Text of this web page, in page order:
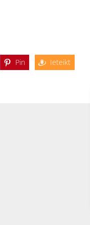
Pin Ieteikt